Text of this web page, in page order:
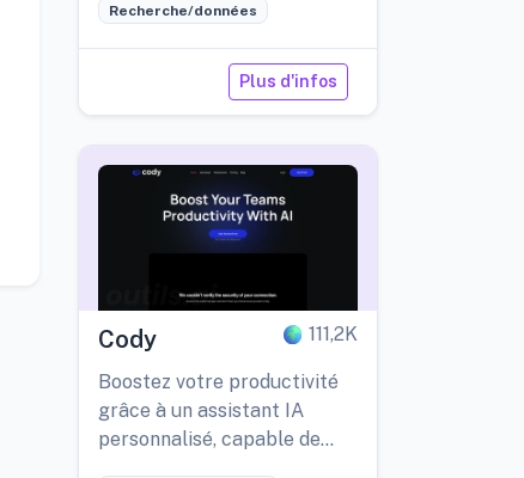
Recherche/données
Plus d'infos
Cody 111,2K
Boostez votre productivité
grâce à un assistant IA
personnalisé, capable de